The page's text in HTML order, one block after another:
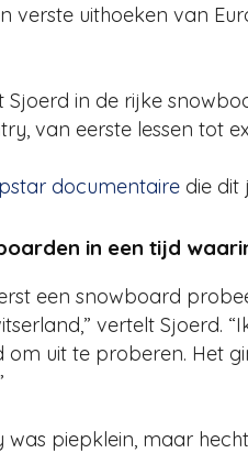
verste uithoeken van
in de rijke
van eerste lessen tot
documentaire die dit
in een tijd
een snowboard
vertelt Sjoerd.
om uit te proberen. Het
piepklein, maar